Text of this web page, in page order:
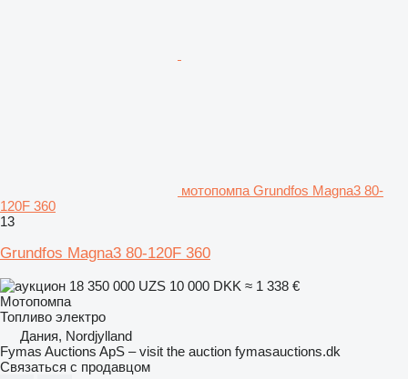
мотопомпа Grundfos Magna3 80-
120F 360
13
Grundfos Magna3 80-120F 360
18 350 000 UZS 10 000 DKK ≈ 1 338 €
Мотопомпа
Топливо электро
Дания, Nordjylland
Fymas Auctions ApS – visit the auction fymasauctions.dk
Связаться с продавцом